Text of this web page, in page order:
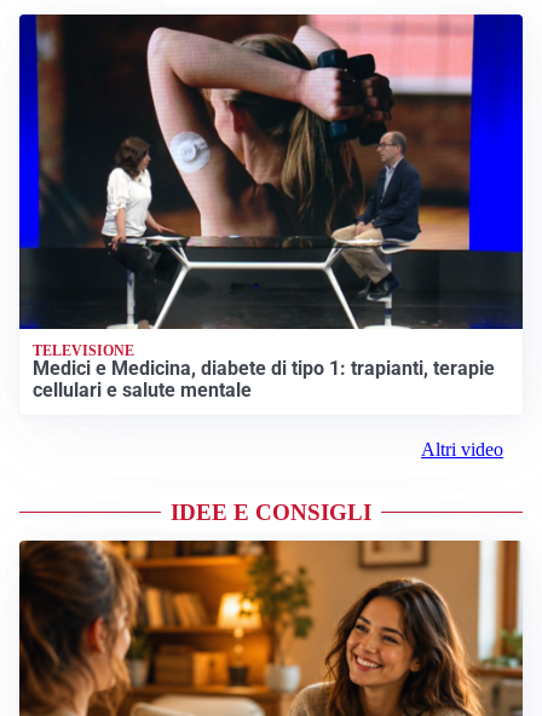
TELEVISIONE
Medici e Medicina, diabete di tipo 1: trapianti, terapie
cellulari e salute mentale
Altri video
IDEE E CONSIGLI